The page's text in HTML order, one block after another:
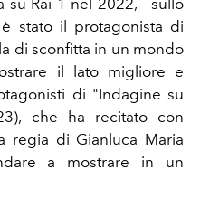
su Rai 1 nel 2022, - sullo
stato il protagonista di
di sconfitta in un mondo
il lato migliore e
di "Indagine su
che ha recitato con
regia di Gianluca Maria
a mostrare in un